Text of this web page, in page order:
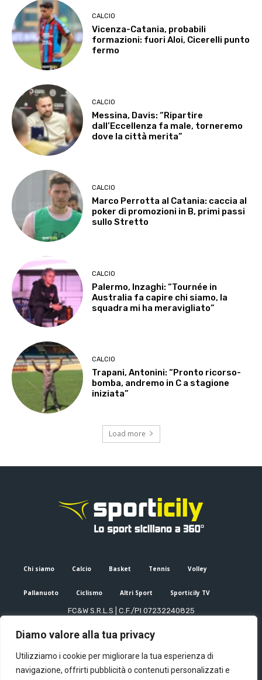
Diamo valore alla tua privacy
Utilizziamo i cookie per migliorare la tua esperienza di
navigazione, offrirti pubblicità o contenuti personalizzati e
CALCIO
Vicenza-Catania, probabili
formazioni: fuori Aloi, Cicerelli punto
fermo
CALCIO
Messina, Davis: “Ripartire
dall’Eccellenza fa male, torneremo
dove la città merita”
CALCIO
Marco Perrotta al Catania: caccia al
poker di promozioni in B, primi passi
sullo Stretto
CALCIO
Palermo, Inzaghi: “Tournée in
Australia fa capire chi siamo, la
squadra mi ha meravigliato”
CALCIO
Trapani, Antonini: “Pronto ricorso-
bomba, andremo in C a stagione
iniziata”
Load more
Chi siamo Calcio Basket Tennis Volley
Pallanuoto Ciclismo Altri Sport Sporticily TV
FC&W S.R.L.S | C.F./PI 07232240825
Editore e direttore responsabile: Francesco Cammuca | Registro
Mail: info@sporticily.it| Telefono:+39 371 788 7216